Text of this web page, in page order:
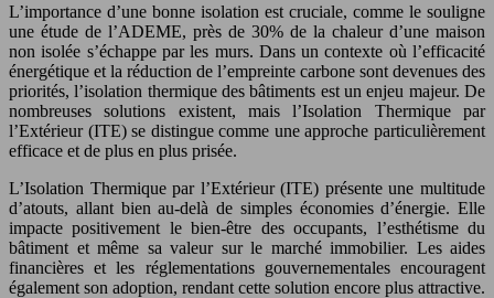
L’importance d’une bonne isolation est cruciale, comme le souligne
une étude de l’ADEME, près de 30% de la chaleur d’une maison
non isolée s’échappe par les murs. Dans un contexte où l’efficacité
énergétique et la réduction de l’empreinte carbone sont devenues des
priorités, l’isolation thermique des bâtiments est un enjeu majeur. De
nombreuses solutions existent, mais l’Isolation Thermique par
l’Extérieur (ITE) se distingue comme une approche particulièrement
efficace et de plus en plus prisée.
L’Isolation Thermique par l’Extérieur (ITE) présente une multitude
d’atouts, allant bien au-delà de simples économies d’énergie. Elle
impacte positivement le bien-être des occupants, l’esthétisme du
bâtiment et même sa valeur sur le marché immobilier. Les aides
financières et les réglementations gouvernementales encouragent
également son adoption, rendant cette solution encore plus attractive.